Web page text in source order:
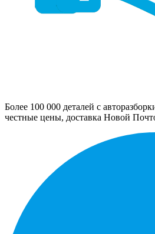
Более 100 000 деталей с
честные цены, доставка Новой